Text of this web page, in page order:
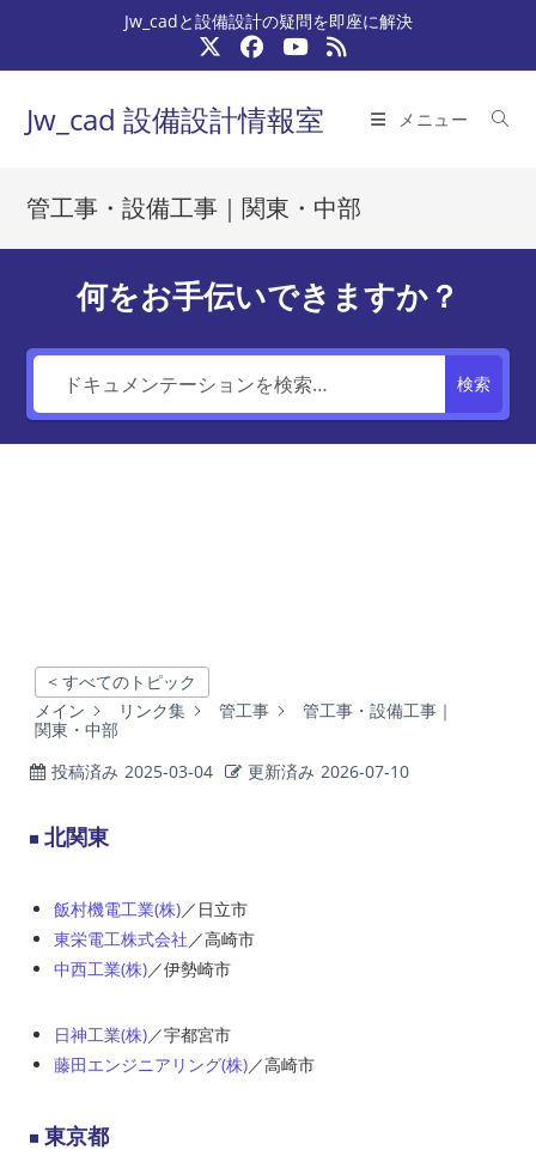
テ
ッ
Jw_cadと設備設計の疑問を即座に解決
Jw_cad 設備設計情報室 メニュー
管工事・設備工事｜関東・中部
何をお手伝いできますか？
検索
< すべてのトピック
メイン
リンク集 管工事
管工事・設備工事｜
関東・中部
投稿済み 2025-03-04 更新済み 2026-07-10
北関東
飯村機電工業(株)／日立市
東栄電工株式会社／高崎市
中西工業(株)／伊勢崎市
日神工業(株)／宇都宮市
藤田エンジニアリング(株)／高崎市
東京都